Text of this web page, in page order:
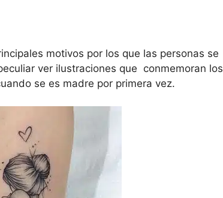
motivos por los que las personas se
ver ilustraciones que conmemoran los
se es madre por primera vez.